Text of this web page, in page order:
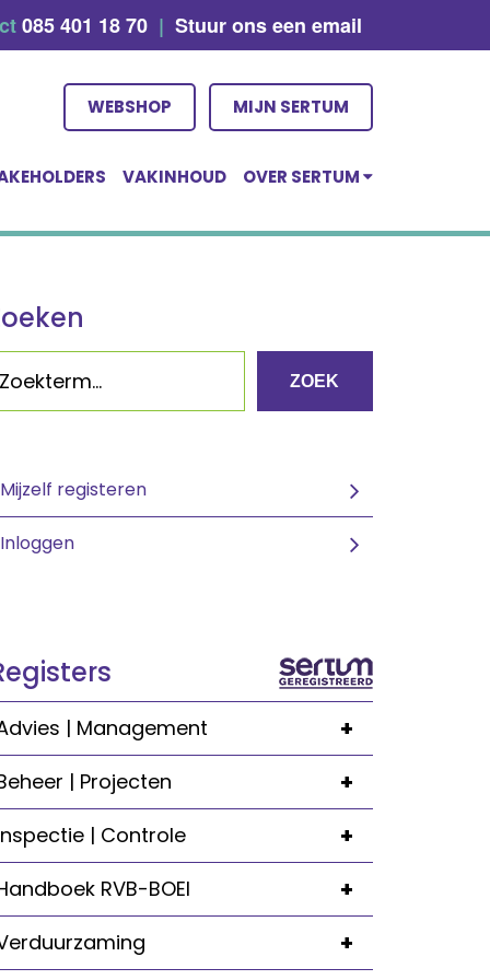
085 401 18 70 | Stuur ons een email
WEBSHOP MIJN SERTUM
VAKINHOUD OVER SERTUM
ZOEK
Mijzelf registeren
Inloggen
+
| Management
+
| Projecten
+
| Controle
+
RVB-BOEI
+